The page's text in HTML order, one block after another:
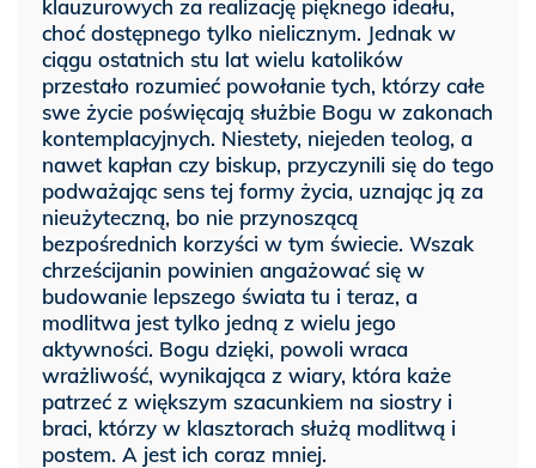
klauzurowych za realizację pięknego ideału,
choć dostępnego tylko nielicznym. Jednak w
ciągu ostatnich stu lat wielu katolików
przestało rozumieć powołanie tych, którzy całe
swe życie poświęcają służbie Bogu w zakonach
kontemplacyjnych. Niestety, niejeden teolog, a
nawet kapłan czy biskup, przyczynili się do tego
podważając sens tej formy życia, uznając ją za
nieużyteczną, bo nie przynoszącą
bezpośrednich korzyści w tym świecie. Wszak
chrześcijanin powinien angażować się w
budowanie lepszego świata tu i teraz, a
modlitwa jest tylko jedną z wielu jego
aktywności. Bogu dzięki, powoli wraca
wrażliwość, wynikająca z wiary, która każe
patrzeć z większym szacunkiem na siostry i
braci, którzy w klasztorach służą modlitwą i
postem. A jest ich coraz mniej.